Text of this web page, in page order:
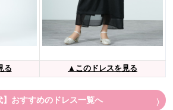
る ▲このドレスを見る
】おすすめのドレス一覧へ